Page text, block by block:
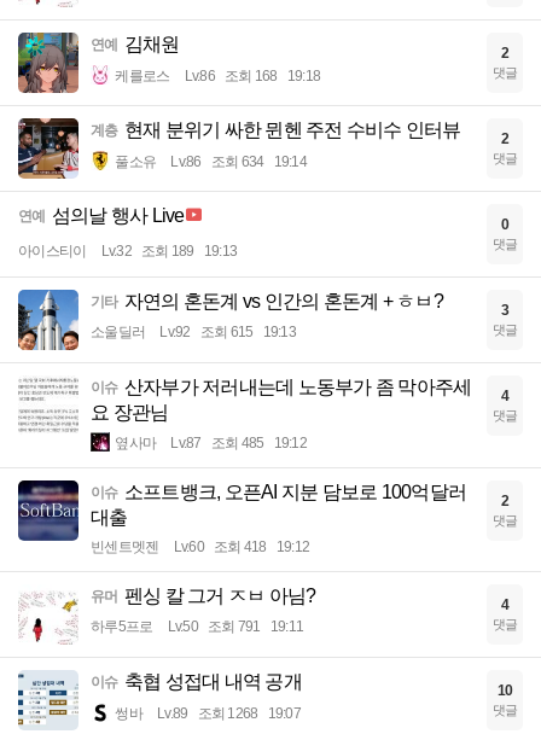
연예 김채원
케를로스 Lv.86 조회 168 19:18
2
댓글
계층 현재 분위기 싸한 뮌헨 주전 수비수 인터뷰
풀소유 Lv.86 조회 634 19:14
2
댓글
연예 섬의날 행사 Live
아이스티이 Lv.32 조회 189 19:13
0
댓글
기타 자연의 혼돈계 vs 인간의 혼돈계 + ㅎㅂ?
소울딜러 Lv.92 조회 615 19:13
3
댓글
이슈 산자부가 저러내는데 노동부가 좀 막아주세
요 장관님
옆사마 Lv.87 조회 485 19:12
4
댓글
이슈 소프트뱅크, 오픈AI 지분 담보로 100억달러
대출
빈센트멧젠 Lv.60 조회 418 19:12
2
댓글
유머 펜싱 칼 그거 ㅈㅂ 아님?
하루5프로 Lv.50 조회 791 19:11
4
댓글
이슈 축협 성접대 내역 공개
썽바 Lv.89 조회 1268 19:07
10
댓글